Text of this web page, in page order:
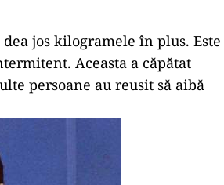
jos kilogramele în plus. Este
Aceasta a căpătat
persoane au reusit să aibă